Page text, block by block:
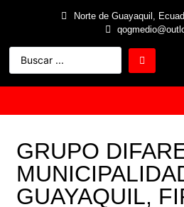
Norte de Guayaquil,
GRUPO
GUAYAQUIL,